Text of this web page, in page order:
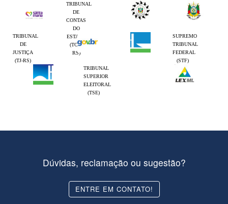
TRIBUNAL
DE
CONTAS
DO
ESTADO
(TCE-
RS)
TRIBUNAL
DE
JUSTIÇA
(TJ-RS)
SUPREMO
TRIBUNAL
FEDERAL
(STF)
TRIBUNAL
SUPERIOR
ELEITORAL
(TSE)
Dúvidas, reclamação ou sugestão?
ENTRE EM CONTATO!